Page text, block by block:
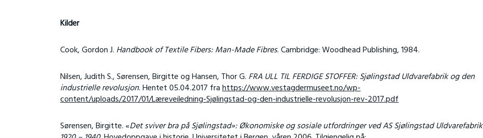
Kilder
Cook, Gordon J. Handbook of Textile Fibers: Man-Made Fibres. Cambridge: Woodhead Publishing, 1984.
Nilsen, Judith S., Sørensen, Birgitte og Hansen, Thor G. FRA ULL TIL FERDIGE STOFFER: Sjølingstad Uldvarefabrik og den
industrielle revolusjon. Hentet 05.04.2017 frahttps://www.vestagdermuseet.no/wp-
content/uploads/2017/01/Læreveiledning-Sjølingstad-og-den-industrielle-revolusjon-rev-2017.pdf
Sørensen, Birgitte. «Det sviver bra på Sjølingstad»: Økonomiske og sosiale utfordringerved AS Sjølingstad Uldvarefabrik